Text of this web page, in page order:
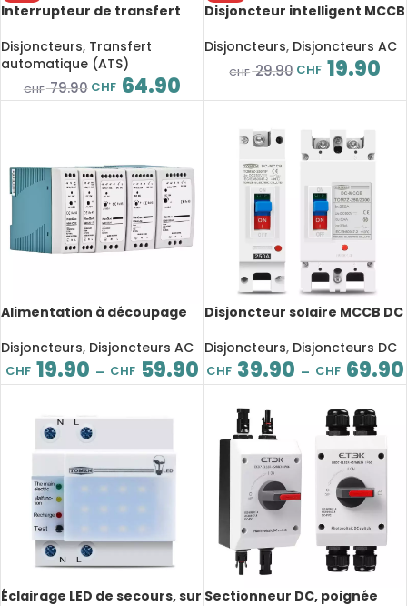
Interrupteur de transfert
TOMZN TOQ7e-125/2, 2 pôles,
Ewelink
Disjoncteurs, Transfert
automatique (ATS)
CHF79.90 CHF 64.90
Disjoncteur intelligent MCCB
surtension, sous-tension et
surintensité, solaire et
domestique
Disjoncteurs, Disjoncteurs AC
CHF29.90 CHF 19.90
Alimentation à découpage
60W 100W, Entrée 100-240V
AC, Sortie DC 5V 12V 15V 24V
48V, Boîtier aluminium,
Disjoncteurs, Disjoncteurs AC
CHF 19.90 – CHF 59.90
Disjoncteur solaire MCCB DC
moulé, protection
surtension et court-circuit
Disjoncteurs, Disjoncteurs DC
CHF 39.90 – CHF 69.90
Éclairage LED de secours, sur Sectionneur DC, poignée